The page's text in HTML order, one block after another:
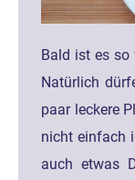
Bald ist es so
Natürlich
paar leckere
nicht einfach
auch etwas